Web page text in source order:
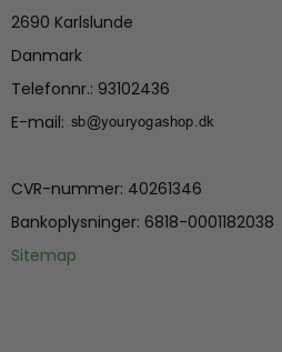
2690 Karlslunde
Danmark
Telefonnr.: 93102436
E-mail:
CVR-nummer: 40261346
Bankoplysninger: 6818-0001182038
Sitemap